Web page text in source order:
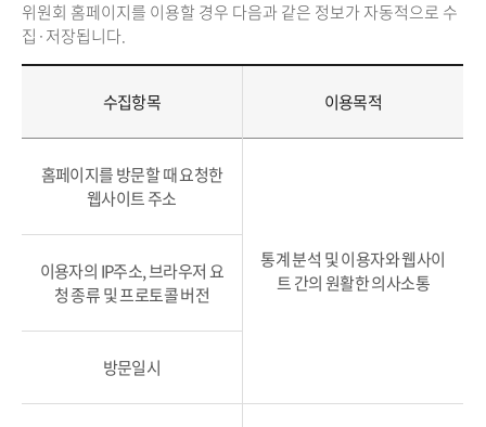
위원회 홈페이지를 이용할 경우 다음과 같은 정보가 자동적으로 수
집·저장됩니다.
수집항목 이용목적
홈페이지를 방문할 때 요청한
웹사이트 주소
통계 분석 및 이용자와 웹사이
트 간의 원활한 의사소통
이용자의 IP주소, 브라우저 요
청 종류 및 프로토콜 버전
방문일시